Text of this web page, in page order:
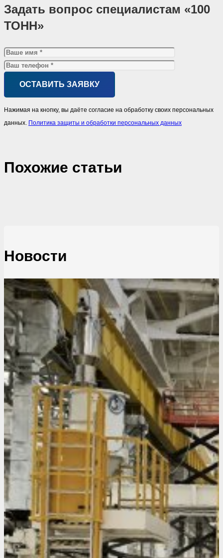
Задать вопрос специалистам «100
ТОНН»
Нажимая на кнопку, вы даёте согласие на обработку своих персональных
данных. Политика защиты и обработки персональных данных
Похожие cтатьи
Новости